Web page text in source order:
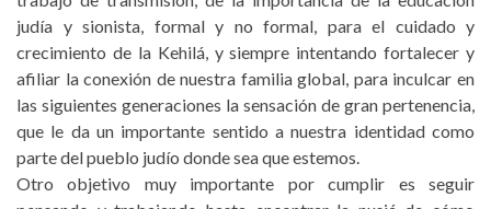
judía y sionista, formal y no formal, para el cuidado y
crecimiento de la Kehilá, y siempre intentando fortalecer y
afiliar la conexión de nuestra familia global, para inculcar en
las siguientes generaciones la sensación de gran pertenencia,
que le da un importante sentido a nuestra identidad como
parte del pueblo judío donde sea que estemos.
Otro objetivo muy importante por cumplir es seguir